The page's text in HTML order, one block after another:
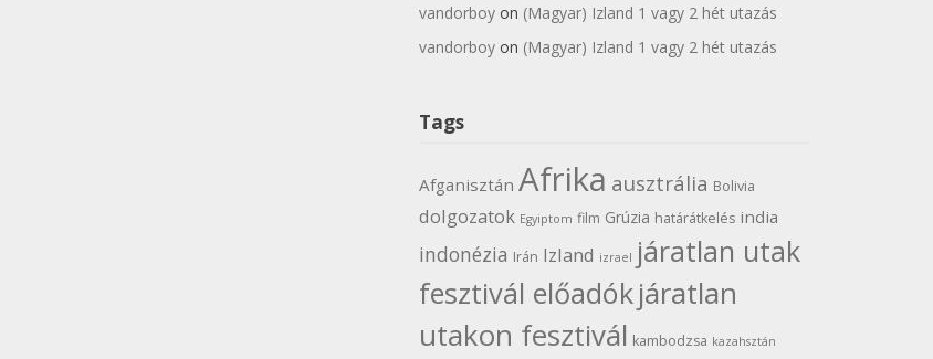
vandorboyon (Magyar) Izland 1 vagy 2 hét utazás
vandorboyon (Magyar) Izland 1 vagy 2 hét utazás
Tags
Afganisztán Afrika ausztrália Bolivia
dolgozatok Egyiptom film Grúzia határátkelés india
indonézia Irán Izland izrael járatlan utak
fesztivál előadókjáratlan
utakon fesztivál kambodzsa kazahsztán